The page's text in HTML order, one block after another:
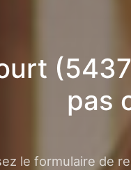
pas
le formulaire de